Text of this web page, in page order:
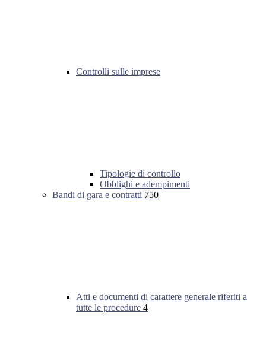
Controlli sulle imprese
Tipologie di controllo
Obblighi e adempimenti
Bandi di gara e contratti 750
Atti e documenti di carattere generale riferiti a
tutte le procedure 4